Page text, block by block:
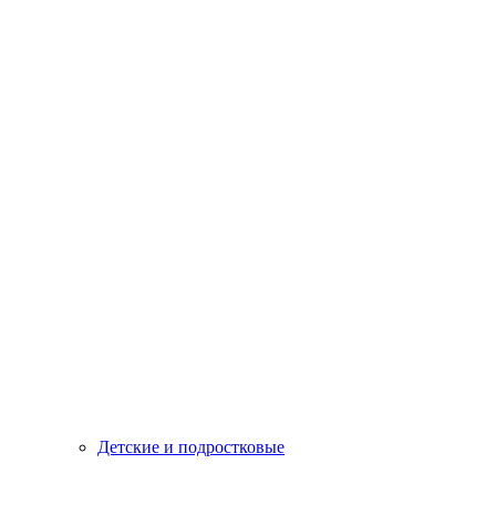
Детские и подростковые